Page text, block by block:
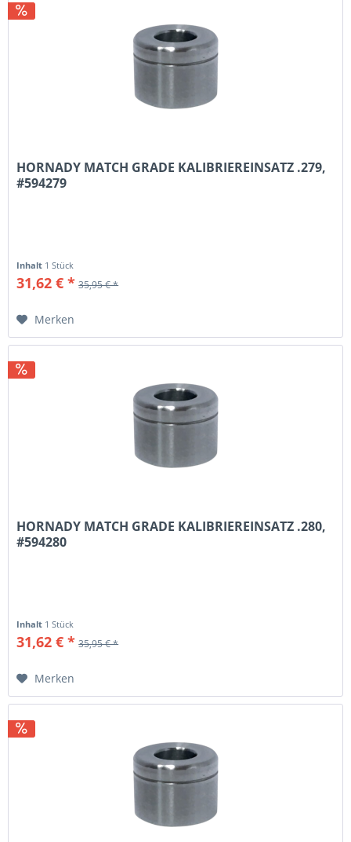
HORNADY MATCH GRADE KALIBRIEREINSATZ .279,
#594279
Inhalt 1 Stück
31,62 € * 35,95 € *
Merken
HORNADY MATCH GRADE KALIBRIEREINSATZ .280,
#594280
Inhalt 1 Stück
31,62 € * 35,95 € *
Merken